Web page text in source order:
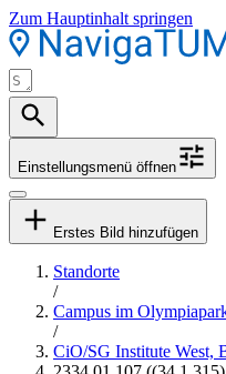
Zum Hauptinhalt springen
Einstellungsmenü öffnen
Erstes Bild hinzufügen
Standorte
/
Campus im
/
CiO/SG Institute West,